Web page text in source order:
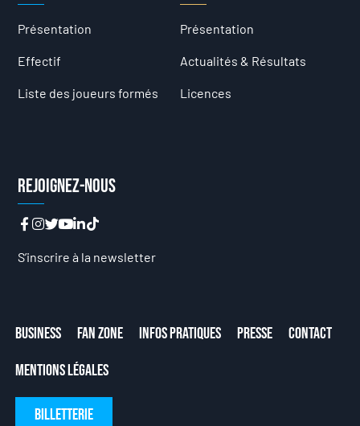
Présentation
Effectif
Liste des joueurs formés
Présentation
Actualités & Résultats
Licences
Rejoignez-nous
S’inscrire à la newsletter
Business Fan Zone Infos Pratiques Presse
Contact
Mentions Légales
Billetterie